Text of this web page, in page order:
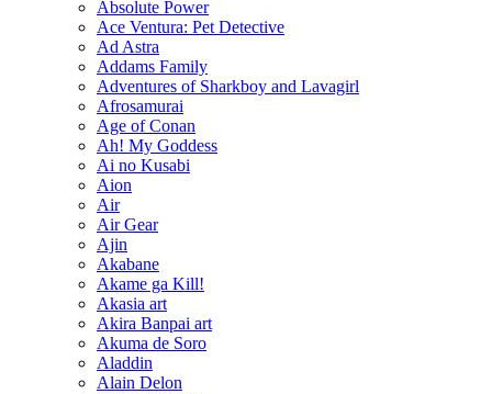
Absolute Power
Ace Ventura: Pet Detective
Ad Astra
Addams Family
Adventures of Sharkboy and Lavagirl
Afrosamurai
Age of Conan
Ah! My Goddess
Ai no Kusabi
Aion
Air
Air Gear
Ajin
Akabane
Akame ga Kill!
Akasia art
Akira Banpai art
Akuma de Soro
Aladdin
Alain Delon